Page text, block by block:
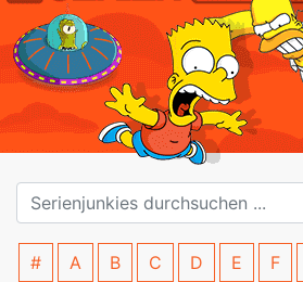
# A B C D E F